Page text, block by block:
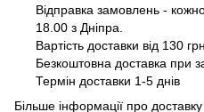
Відправка замовлень -
18.00 з Дніпра.
Вартість доставки від 130 грн.
Безкоштовна доставка при
Термін доставки 1-5 днів
Більше інформації про доставку